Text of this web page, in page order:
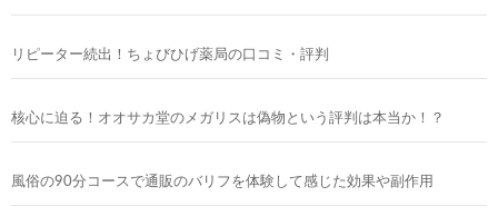
リピーター続出！ちょびひげ薬局の口コミ・評判
核心に迫る！オオサカ堂のメガリスは偽物という評判は本当か！？
風俗の90分コースで通販のバリフを体験して感じた効果や副作用